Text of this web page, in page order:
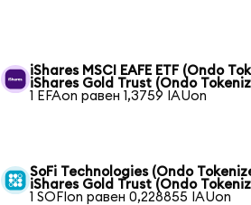
iShares MSCI EAFE ETF (Ondo
iShares Gold Trust (Ondo
1 EFAon равен 1,3759 IAUon
SoFi Technologies (Ondo
iShares Gold Trust (Ondo
1 SOFIon равен 0,228855 IAUon